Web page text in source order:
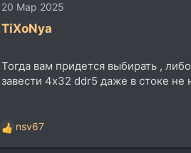
к
ц
и
:
20 Мар 2025
TiXoNya
Тогда вам придется выбирать ,
завести 4x32 ddr5 даже в стоке
Р
е
nsv67